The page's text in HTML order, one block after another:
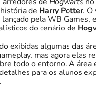
de Harry Potter. O
lançado pela WB Games,
do cenário de
exibidas algumas das
mas agora elas
todo o entorno. A área
para os alunos